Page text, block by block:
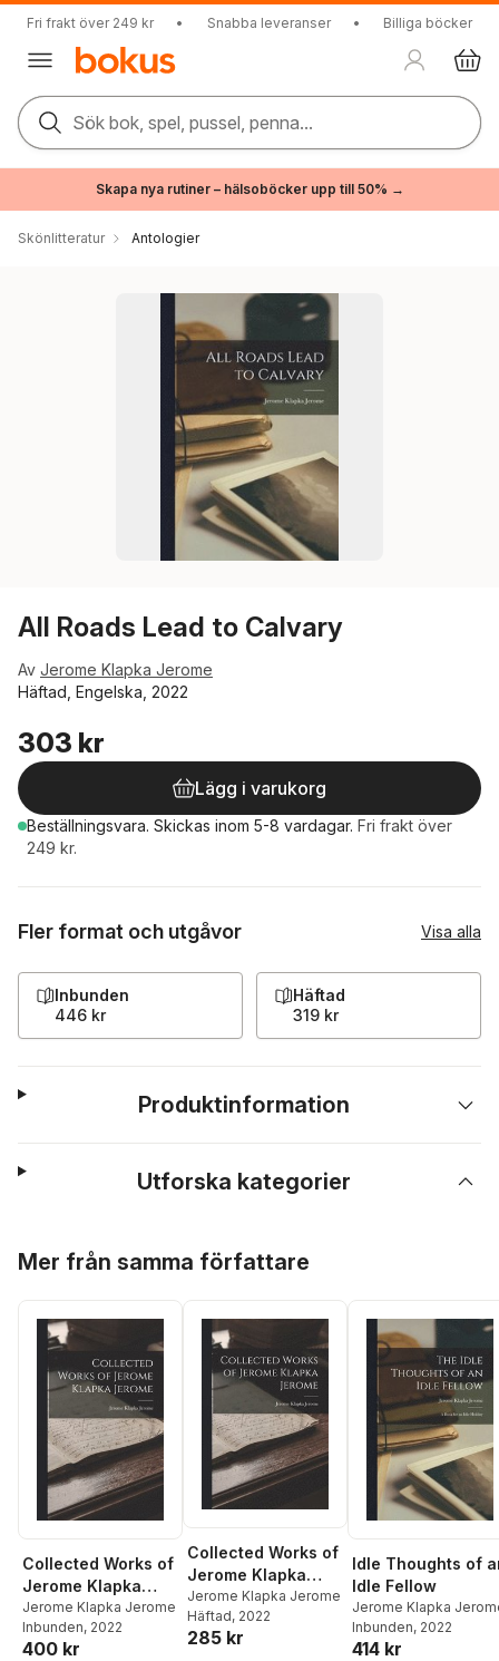
Fri frakt över 249 kr • Snabba leveranser • Billiga böcker
Sök bok, spel, pussel, penna...
Skapa nya rutiner – hälsoböcker upp till 50% →
Skönlitteratur Antologier
All Roads Lead to Calvary
Av Jerome Klapka Jerome
Häftad, Engelska, 2022
303 kr
Lägg i varukorg
Beställningsvara. Skickas inom 5-8 vardagar. Fri frakt över
249 kr.
Fler format och utgåvor Visa alla
Inbunden
446 kr
Häftad
319 kr
Produktinformation
Utforska kategorier
Mer från samma författare
Collected Works of
Jerome Klapka
Jerome
Jerome Klapka Jerome
Inbunden, 2022
400 kr
Collected Works of
Jerome Klapka
Jerome
Jerome Klapka Jerome
Häftad, 2022
285 kr
Idle Thoughts of
Idle Fellow
Jerome Klapka
Inbunden, 2022
414 kr